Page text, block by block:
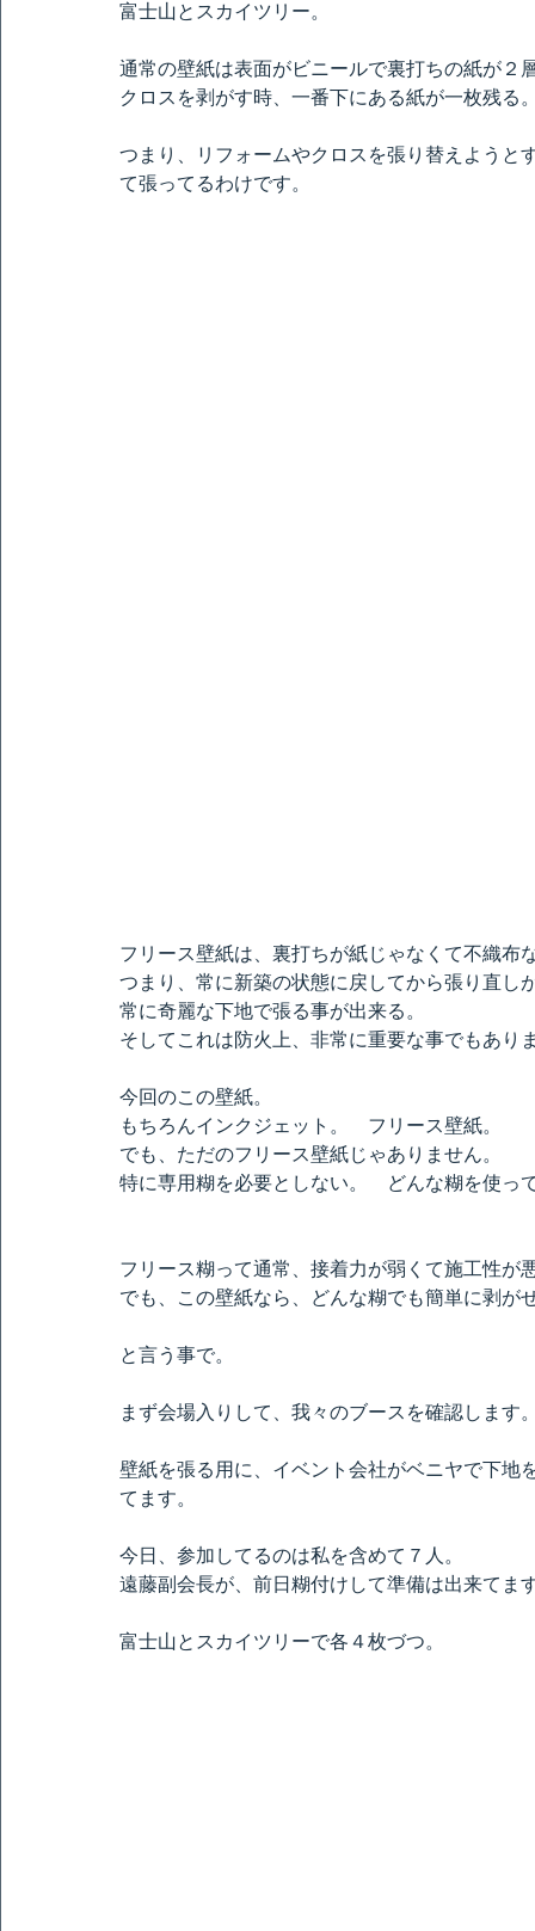
富士山とスカイツリー。
通常の壁紙は表面がビニールで裏打ちの紙が２
クロスを剥がす時、一番下にある紙が一枚残る
つまり、リフォームやクロスを張り替えようと
て張ってるわけです。
フリース壁紙は、裏打ちが紙じゃなくて不織布
つまり、常に新築の状態に戻してから張り直し
常に奇麗な下地で張る事が出来る。
そしてこれは防火上、非常に重要な事でもあり
今回のこの壁紙。
もちろんインクジェット。　フリース壁紙。
でも、ただのフリース壁紙じゃありません。
特に専用糊を必要としない。　どんな糊を使っ
フリース糊って通常、接着力が弱くて施工性が
でも、この壁紙なら、どんな糊でも簡単に剥が
と言う事で。
まず会場入りして、我々のブースを確認します
壁紙を張る用に、イベント会社がベニヤで下地
てます。
今日、参加してるのは私を含めて７人。
遠藤副会長が、前日糊付けして準備は出来てま
富士山とスカイツリーで各４枚づつ。